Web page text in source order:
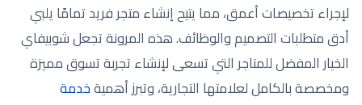
لإجراء تخصيصات أعمق، مما يتيح إنشاء متجر فريد تمامًا يلبي
أدق متطلبات التصميم والوظائف. هذه المرونة تجعل شوبيفاي
الخيار المفضل للمتاجر التي تسعى لإنشاء تجربة تسوق مميزة
ومخصصة بالكامل لعلامتها التجارية، وتبرز أهميةخدمة